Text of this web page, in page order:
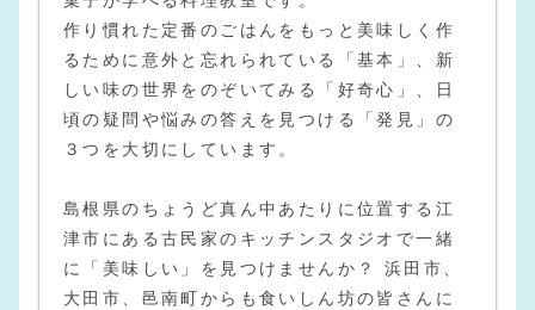
作り慣れた定番のごはんをもっと美味しく作
るために意外と忘れられている「基本」、新
しい味の世界をのぞいてみる「好奇心」、日
頃の疑問や悩みの答えを見つける「発見」の
３つを大切にしています。
島根県のちょうど真ん中あたりに位置する江
津市にある古民家のキッチンスタジオで一緒
に「美味しい」を見つけませんか？ 浜田市、
大田市、邑南町からも食いしん坊の皆さんに